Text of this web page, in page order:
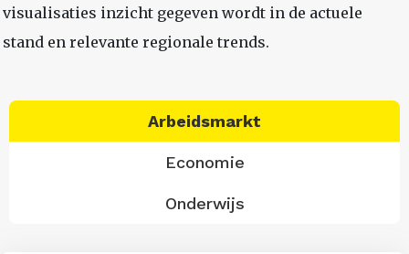
visualisaties inzicht gegeven wordt in de actuele
stand en relevante regionale trends.
Arbeidsmarkt
Economie
Onderwijs